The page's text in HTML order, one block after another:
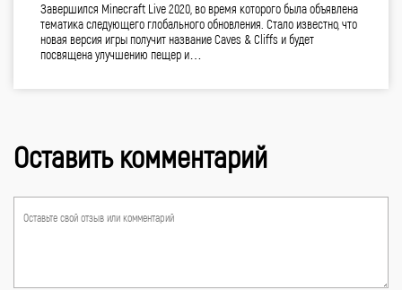
Завершился Minecraft Live 2020, во время которого была объявлена
тематика следующего глобального обновления. Стало известно, что
новая версия игры получит название Caves & Cliffs и будет
посвящена улучшению пещер и…
Оставить комментарий